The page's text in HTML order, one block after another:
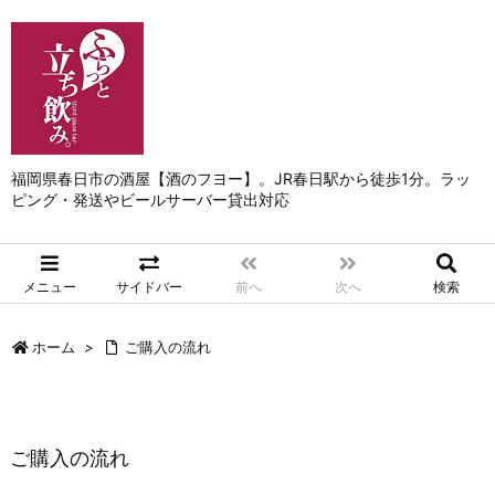
福岡県春日市の酒屋【酒のフヨー】。JR春日駅から徒歩1分。ラッ
ピング・発送やビールサーバー貸出対応
メニュー サイドバー 前へ 次へ 検索
ホーム > ご購入の流れ
ご購入の流れ